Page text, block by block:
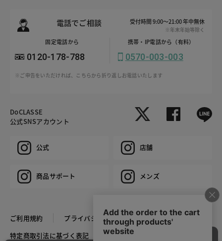
電話でご相談 受付時間 9:00～21:00 年中無休
※年末年始等除く
固定電話から
0120-178-788
携帯・IP電話から（有料）
0570-003-003
※ご申告をいただければ、こちらから折り返しお電話いたします
DoCLASSE
公式SNSアカウント
公式 店舗
商品サポート メンズ
ご利用規約
プライバシーポリシー
特定商取引法に基づく表記
推奨環境